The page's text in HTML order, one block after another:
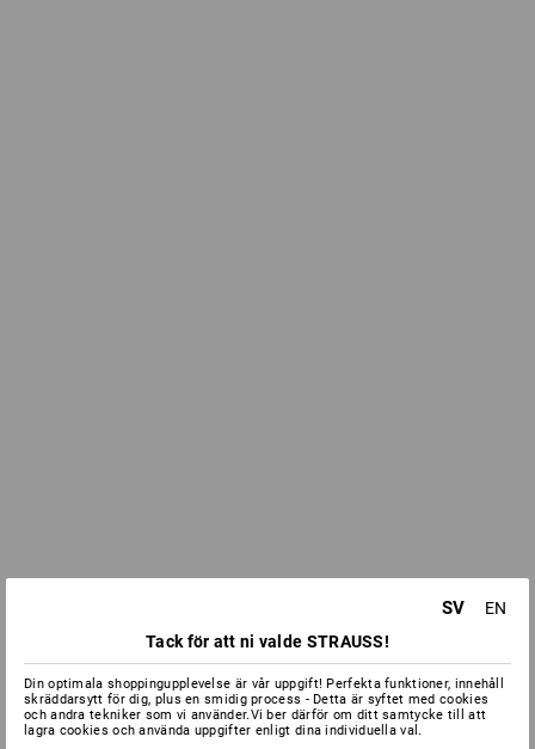
SV
EN
Tack för att ni valde STRAUSS!
Din optimala shoppingupplevelse är vår uppgift! Perfekta funktioner, innehåll
skräddarsytt för dig, plus en smidig process - Detta är syftet med cookies
och andra tekniker som vi använder.Vi ber därför om ditt samtycke till att
lagra cookies och använda uppgifter enligt dina individuella val.